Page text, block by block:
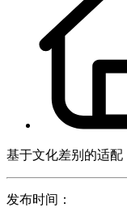
基于文化差别的适配
发布时间：